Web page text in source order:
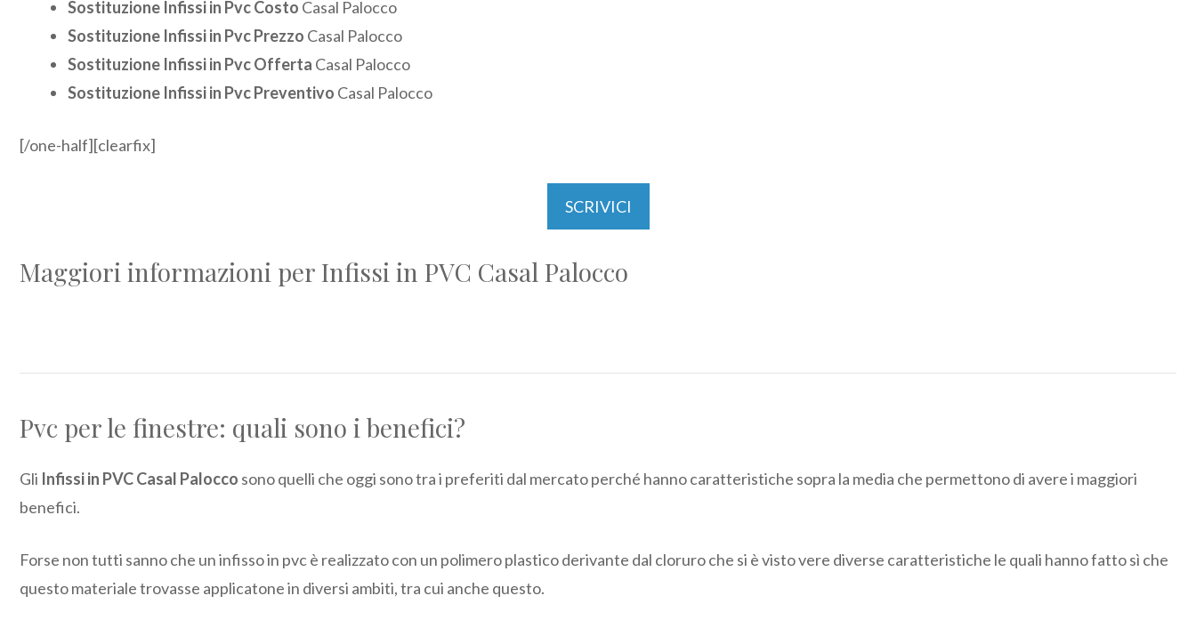
Sostituzione Infissi in Pvc Costo Casal Palocco
Sostituzione Infissi in Pvc Prezzo Casal Palocco
Sostituzione Infissi in Pvc Offerta Casal Palocco
Sostituzione Infissi in Pvc Preventivo Casal Palocco
[/one-half][clearfix]
SCRIVICI
Maggiori informazioni per Infissi in PVC Casal Palocco
Pvc per le finestre: quali sono i benefici?
Gli Infissi in PVC Casal Palocco sono quelli che oggi sono tra i preferiti dal mercato perché hanno caratteristiche sopra la media che permettono di avere i maggiori
benefici.
Forse non tutti sanno che un infisso in pvc è realizzato con un polimero plastico derivante dal cloruro che si è visto vere diverse caratteristiche le quali hanno fatto sì che
questo materiale trovasse applicatone in diversi ambiti, tra cui anche questo.